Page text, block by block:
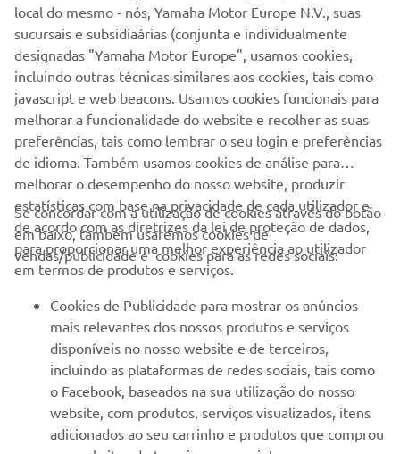
EMPRESA
MAIS YAMAHA
SERVIÇO E SUPORTE
local do mesmo - nós, Yamaha Motor Europe N.V., suas
sucursais e subsidiaárias (conjunta e individualmente
designadas "Yamaha Motor Europe", usamos cookies,
incluindo outras técnicas similares aos cookies, tais como
javascript e web beacons. Usamos cookies funcionais para
melhorar a funcionalidade do website e recolher as suas
preferências, tais como lembrar o seu login e preferências
de idioma. Também usamos cookies de análise para
melhorar o desempenho do nosso website, produzir
estatísticas com base na privacidade de cada utilizador e
de acordo com as diretrizes da lei de proteção de dados,
para proporcionar uma melhor experiência ao utilizador
em termos de produtos e serviços.
Se concordar com a utilização de cookies através do botão
em baixo, também usaremos cookies de
vendas/publicidade e cookies para as redes sociais:
Cookies de Publicidade para mostrar os anúncios
mais relevantes dos nossos produtos e serviços
disponíveis no nosso website e de terceiros,
incluindo as plataformas de redes sociais, tais como
o Facebook, baseados na sua utilização do nosso
website, com produtos, serviços visualizados, itens
adicionados ao seu carrinho e produtos que comprou